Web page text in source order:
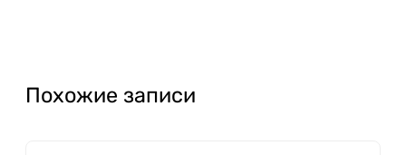
Похожие записи